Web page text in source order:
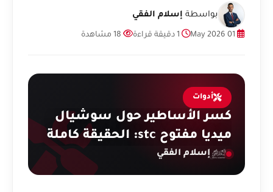
بواسطة إسلام الفقي
أدوات
كسر الأساطير حول سوشيال
ميديا مفتوح stc: الحقيقة كاملة
إسلام الفقي